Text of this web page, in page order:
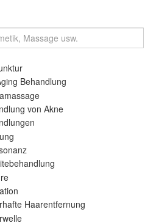
Behandlung
von Akne
Haarentfernung